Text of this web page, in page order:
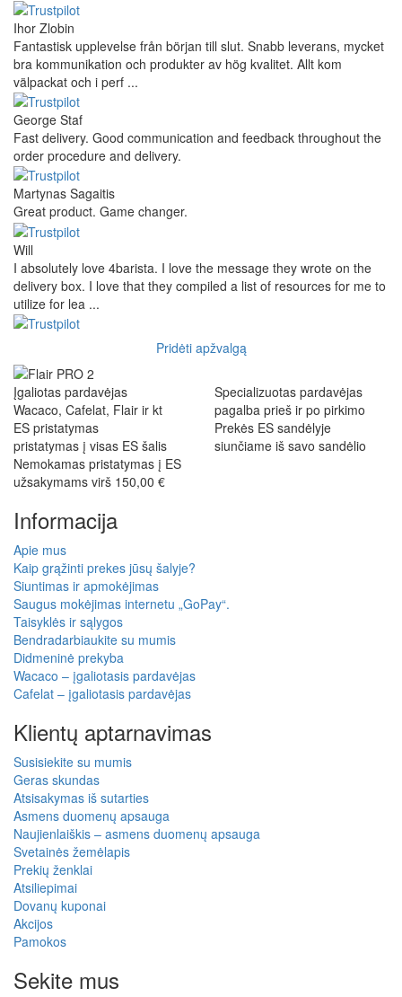
Ihor Zlobin
Fantastisk upplevelse från början till slut. Snabb leverans, mycket
bra kommunikation och produkter av hög kvalitet. Allt kom
välpackat och i perf ...
George Staf
Fast delivery. Good communication and feedback throughout the
order procedure and delivery.
Martynas Sagaitis
Great product. Game changer.
Will
I absolutely love 4barista. I love the message they wrote on the
delivery box. I love that they compiled a list of resources for me to
utilize for lea ...
Pridėti apžvalgą
Įgaliotas pardavėjas
Wacaco, Cafelat, Flair ir kt
Specializuotas pardavėjas
pagalba prieš ir po pirkimo
ES pristatymas
pristatymas į visas ES šalis
Prekės ES sandėlyje
siunčiame iš savo sandėlio
Nemokamas pristatymas į ES
užsakymams virš 150,00 €
Informacija
Apie mus
Kaip grąžinti prekes jūsų šalyje?
Siuntimas ir apmokėjimas
Saugus mokėjimas internetu „GoPay“.
Taisyklės ir sąlygos
Bendradarbiaukite su mumis
Didmeninė prekyba
Wacaco – įgaliotasis pardavėjas
Cafelat – įgaliotasis pardavėjas
Klientų aptarnavimas
Susisiekite su mumis
Geras skundas
Atsisakymas iš sutarties
Asmens duomenų apsauga
Naujienlaiškis – asmens duomenų apsauga
Svetainės žemėlapis
Prekių ženklai
Atsiliepimai
Dovanų kuponai
Akcijos
Pamokos
Sekite mus